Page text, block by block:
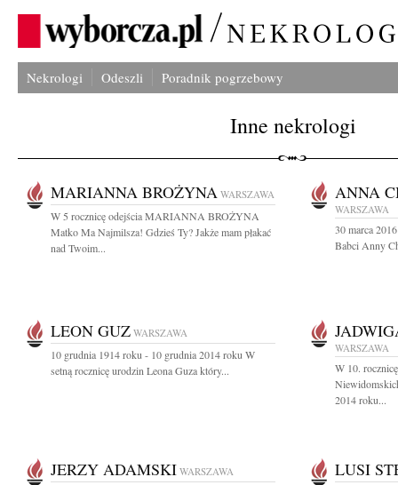
Nekrologi Odeszli Poradnik pogrzebowy
Inne nekrologi
MARIANNA BROŻYNA WARSZAWA
W 5 rocznicę odejścia MARIANNA BROŻYNA
Matko Ma Najmilsza! Gdzieś Ty? Jakże mam płakać
nad Twoim...
ANNA
WARSZAWA
30 marca
Babci Anny
LEON GUZ WARSZAWA
10 grudnia 1914 roku - 10 grudnia 2014 roku W
setną rocznicę urodzin Leona Guza który...
WARSZAWA
W 10.
2014 roku...
JERZY ADAMSKI WARSZAWA LUSI